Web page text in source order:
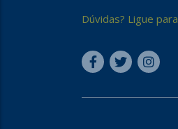
Dúvidas? Ligue para